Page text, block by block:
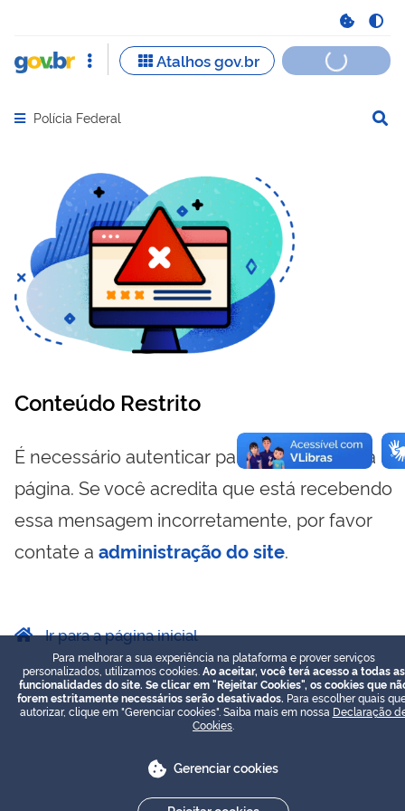
Abrir menu principal de navegação
Polícia Federal
Conteúdo Restrito
É necessário autenticar para visualizar essa
página. Se você acredita que está recebendo
essa mensagem incorretamente, por favor
contate a administração do site.
Ir para a página inicial
Para melhorar a sua experiência na plataforma e prover serviços
personalizados, utilizamos cookies. Ao aceitar, você terá acesso a todas as
funcionalidades do site. Se clicar em "Rejeitar Cookies", os cookies que
forem estritamente necessários serão desativados. Para escolher quais
autorizar, clique em "Gerenciar cookies". Saiba mais em nossa Declaração
Cookies
Gerenciar cookies